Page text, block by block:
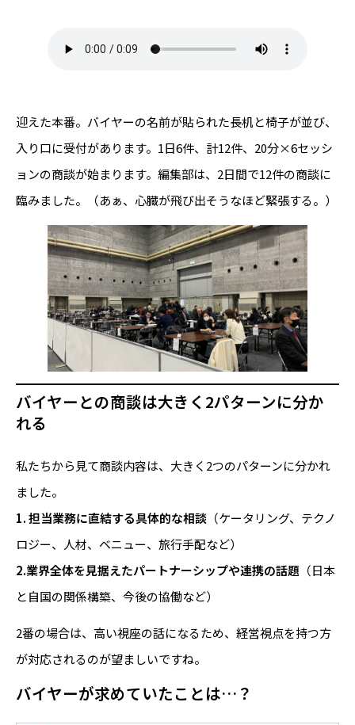
迎えた本番。バイヤーの名前が貼られた長机と椅子が並び、
入り口に受付があります。1日6件、計12件、20分×6セッシ
ョンの商談が始まります。編集部は、2日間で12件の商談に
臨みました。（あぁ、心臓が飛び出そうなほど緊張する。）
バイヤーとの商談は大きく2パターンに分か
れる
私たちから見て商談内容は、大きく2つのパターンに分かれ
ました。
1. 担当業務に直結する具体的な相談 （ケータリング、テクノ
ロジー、人材、ベニュー、旅行手配など）
2.業界全体を見据えたパートナーシップや連携の話題 （日本
と自国の関係構築、今後の協働など）
2番の場合は、高い視座の話になるため、経営視点を持つ方
が対応されるのが望ましいですね。
バイヤーが求めていたことは…？